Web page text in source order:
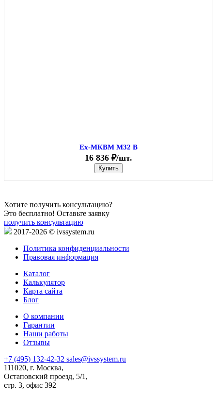
Ex-МКВМ М32 В
16 836 ₽/шт.
Купить
Хотите получить консультацию?
Это бесплатно! Оставьте заявку
получить консультацию
2017-2026 © ivssystem.ru
Политика конфиденциальности
Правовая информация
Каталог
Калькулятор
Карта сайта
Блог
О компании
Гарантии
Наши работы
Отзывы
+7 (495) 132-42-32 sales@ivssystem.ru
111020, г. Москва,
Остаповский проезд, 5/1,
стр. 3, офис 392